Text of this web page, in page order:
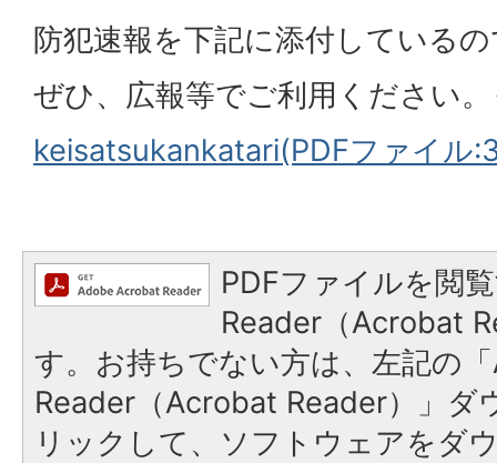
防犯速報を下記に添付している
ぜひ、広報等でご利用くださ
keisatsukankatari(PDFファイル
PDFファイルを閲
Reader（Acrobat
す。お持ちでない方は、左記の
Reader（Acrobat Reader）」ダ
リックして、ソフトウェアをダ